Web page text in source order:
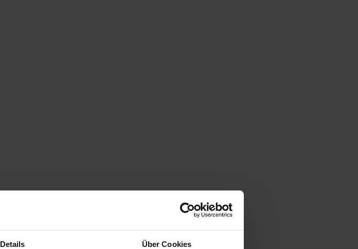
Details Über Cookies